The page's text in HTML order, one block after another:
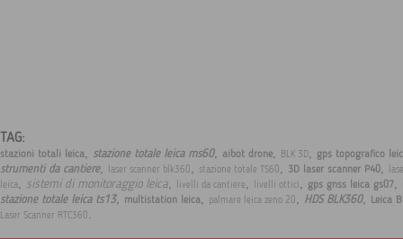
TAG:
stazioni totali leica, stazione totale leica ms60, aibot drone, BLK 3D, gps topografico
strumenti da cantiere, laser scanner blk360, stazione totale TS60, 3D laser scanner P40,
leica, sistemi di monitoraggio leica, livelli da cantiere, livelli ottici, gps gnss leica gs07,
stazione totale leica ts13, multistation leica, palmare leica zeno 20, HDS BLK360, Leica
Laser Scanner RTC360.